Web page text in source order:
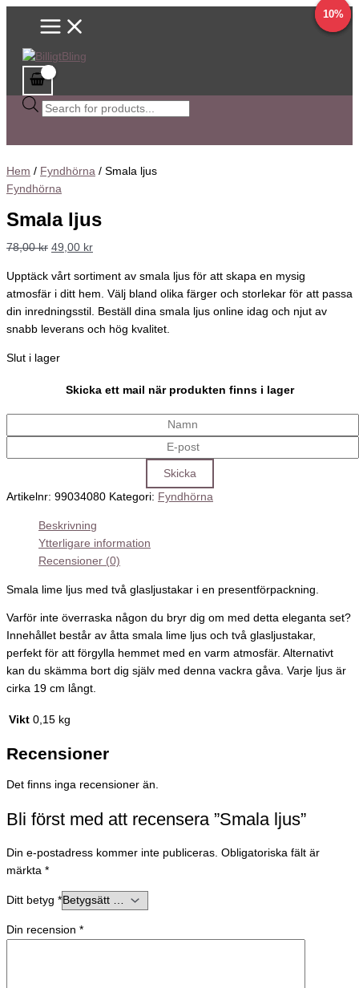
HoppaMain
Sök
efter
Hem / Fyndhörna / Smala ljus
Fyndhörna
Smala ljus
78,00kr
Det
ursprungliga
var:
78,00 kr.
49,00 kr
Det
Upptäck vårt sortiment av smala ljus för att skapa en mysig
atmosfär i ditt hem. Välj bland olika färger och storlekar för att passa
din inredningsstil. Beställ dina smala ljus online idag och njut av
snabb leverans och hög kvalitet.
Slut i lager
Skicka ett mail när produkten finns i lager
Artikelnr: 99034080 Kategori: Fyndhörna
Beskrivning
Ytterligare information
Recensioner (0)
Smala lime ljus med två glasljustakar i en presentförpackning.
Varför inte överraska någon du bryr dig om med detta eleganta set?
Innehållet består av åtta smala lime ljus och två glasljustakar,
perfekt för att förgylla hemmet med en varm atmosfär. Alternativt
kan du skämma bort dig själv med denna vackra gåva. Varje ljus är
cirka 19 cm långt.
Vikt 0,15 kg
Recensioner
Det finns inga recensioner än.
Bli först med att recensera ”Smala ljus”
Din e-postadress kommer inte publiceras. Obligatoriska fält är
märkta *
Ditt betyg *
Din recension *
34%
Det
Det
50%
Det
var:
Det
10%
Det
var:
Det
Det
Det